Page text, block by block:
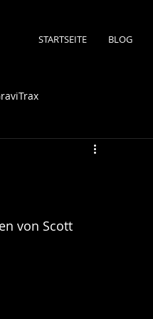
STARTSEITE BLOG
von Scott